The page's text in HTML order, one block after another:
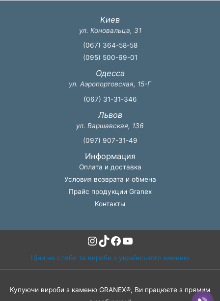
Киев
ул. Коновальца, 31
(067) 364-58-58
(095) 500-69-01
Одесса
ул. Аэропортовская, 15-Г
(067) 31-31-346
Львов
ул. Варшавская, 136
(097) 907-31-49
Информация
Оплата и доставка
Условия возврата и обмена
Прайс продукции Granex
Контакты
Instagram
TikTok
Facebook
YouTube
Ціни на сляби та вироби з українського каменю
Купуючи вироби з каменю GRANEX®, Ви працюєте з прямим